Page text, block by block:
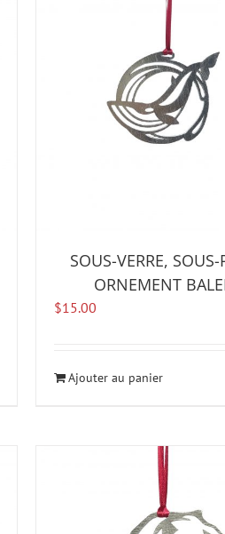
SOUS-VERRE,
ORNEMENT
$15.00
Ajouter au panier